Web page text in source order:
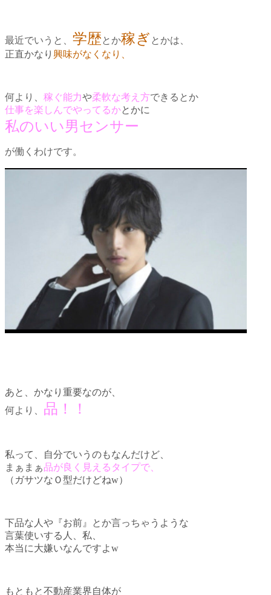
最近でいうと、 学歴 とか稼ぎ とかは、
正直かなり 興味がなくなり、
何より、 稼ぐ能力や柔軟な考え方できるとか
仕事を楽しんでやってるかとかに
私のいい男センサー
が働くわけです。
あと、かなり重要なのが、
何より、 品！！
私って、自分でいうのもなんだけど、
まぁまぁ品が良く見えるタイプで、
（ガサツなＯ型だけどねw）
下品な人や『お前』とか言っちゃうような
言葉使いする人、私、
本当に大嫌いなんですよw
もともと不動産業界自体が